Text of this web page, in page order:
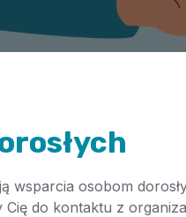
wsparcia osobom
do kontaktu z